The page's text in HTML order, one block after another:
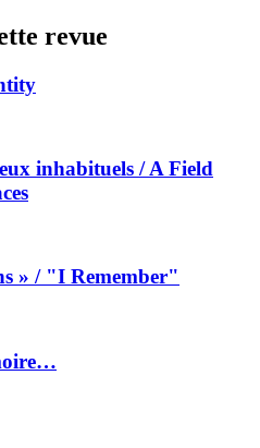
revue
inhabituels / A Field
» / "I Remember"